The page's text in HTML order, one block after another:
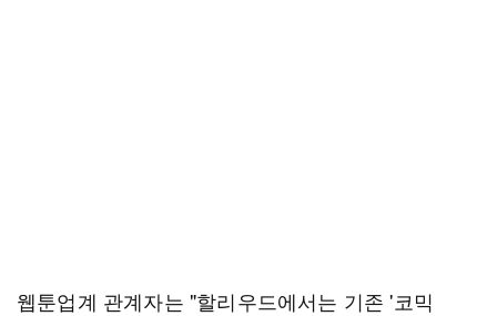
웹툰업계 관계자는 "할리우드에서는 기존 '코믹